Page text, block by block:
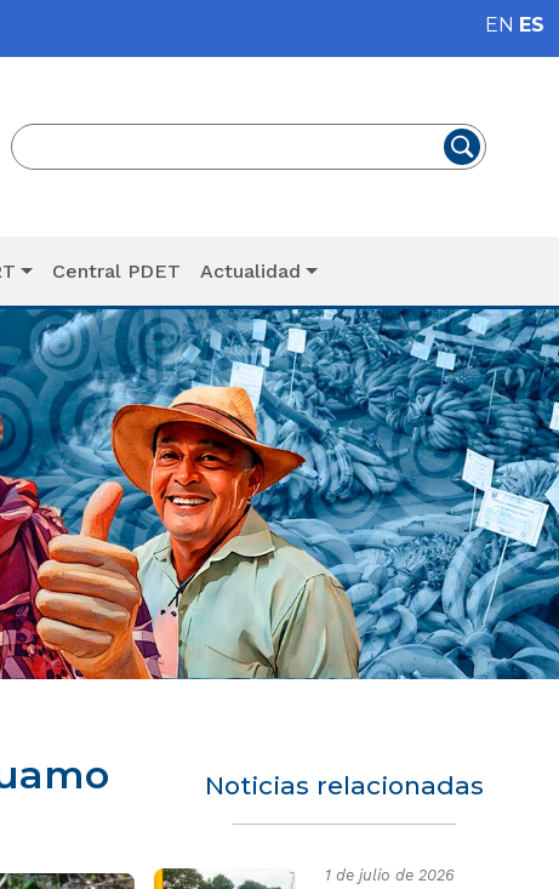
EN ES
Central PDET Actualidad
Noticias relacionadas
1 de julio de 2026